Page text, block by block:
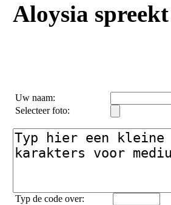
Aloysia
Uw naam:
Selecteer foto:
Typ de code over: